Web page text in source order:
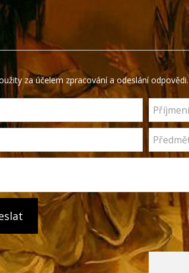
za účelem zpracování a odeslání odpovědi.